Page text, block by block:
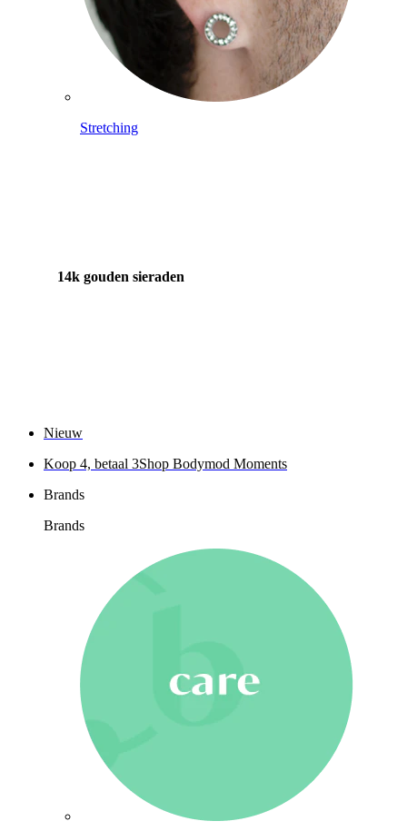
Stretching
14k gouden sieraden
Nieuw
Koop 4, betaal 3Shop Bodymod Moments
Brands
Brands